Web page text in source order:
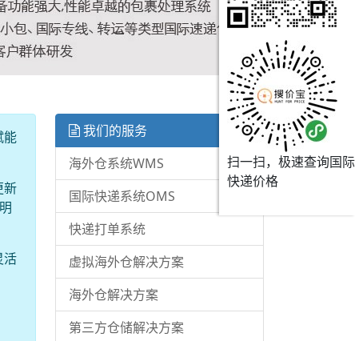
能
新
活
我们的服务
海外仓系统WMS
国际快递系统OMS
快递打单系统
虚拟海外仓解决方案
海外仓解决方案
第三方仓储解决方案
扫一扫，极速查询国际
快递价格